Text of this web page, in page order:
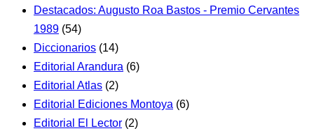
Destacados: Augusto Roa Bastos - Premio Cervantes
1989 (54)
Diccionarios (14)
Editorial Arandura (6)
Editorial Atlas (2)
Editorial Ediciones Montoya (6)
Editorial El Lector (2)